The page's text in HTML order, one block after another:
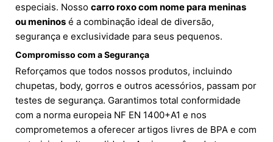
especiais. Nosso carro roxo com nome para meninas
ou meninos é a combinação ideal de diversão,
segurança e exclusividade para seus pequenos.
Compromisso com a Segurança
Reforçamos que todos nossos produtos, incluindo
chupetas, body, gorros e outros acessórios, passam por
testes de segurança. Garantimos total conformidade
com a norma europeia NF EN 1400+A1 e nos
comprometemos a oferecer artigos livres de BPA e com